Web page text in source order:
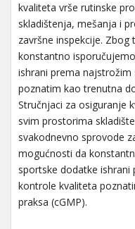
kvaliteta vrše rutinske
skladištenja, mešanja i
završne inspekcije.
konstantno
ishrani prema
poznatim kao trenutna
Stručnjaci za osiguranje
svim prostorima
svakodnevno sprovode
mogućnosti da
sportske dodatke
kontrole kvaliteta
praksa (cGMP).